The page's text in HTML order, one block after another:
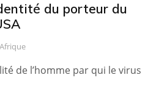
du porteur du
de l’homme par qui le virus